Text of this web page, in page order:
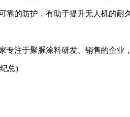
的防护，有助于提升无人机的耐
注于聚脲涂料研发、销售的企业
总)